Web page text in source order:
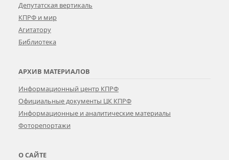
Депутатская вертикаль
КПРФ и мир
Агитатору
Библиотека
АРХИВ МАТЕРИАЛОВ
Информационный центр КПРФ
Официальные документы ЦК КПРФ
Информационные и аналитические материалы
Фоторепортажи
О САЙТЕ